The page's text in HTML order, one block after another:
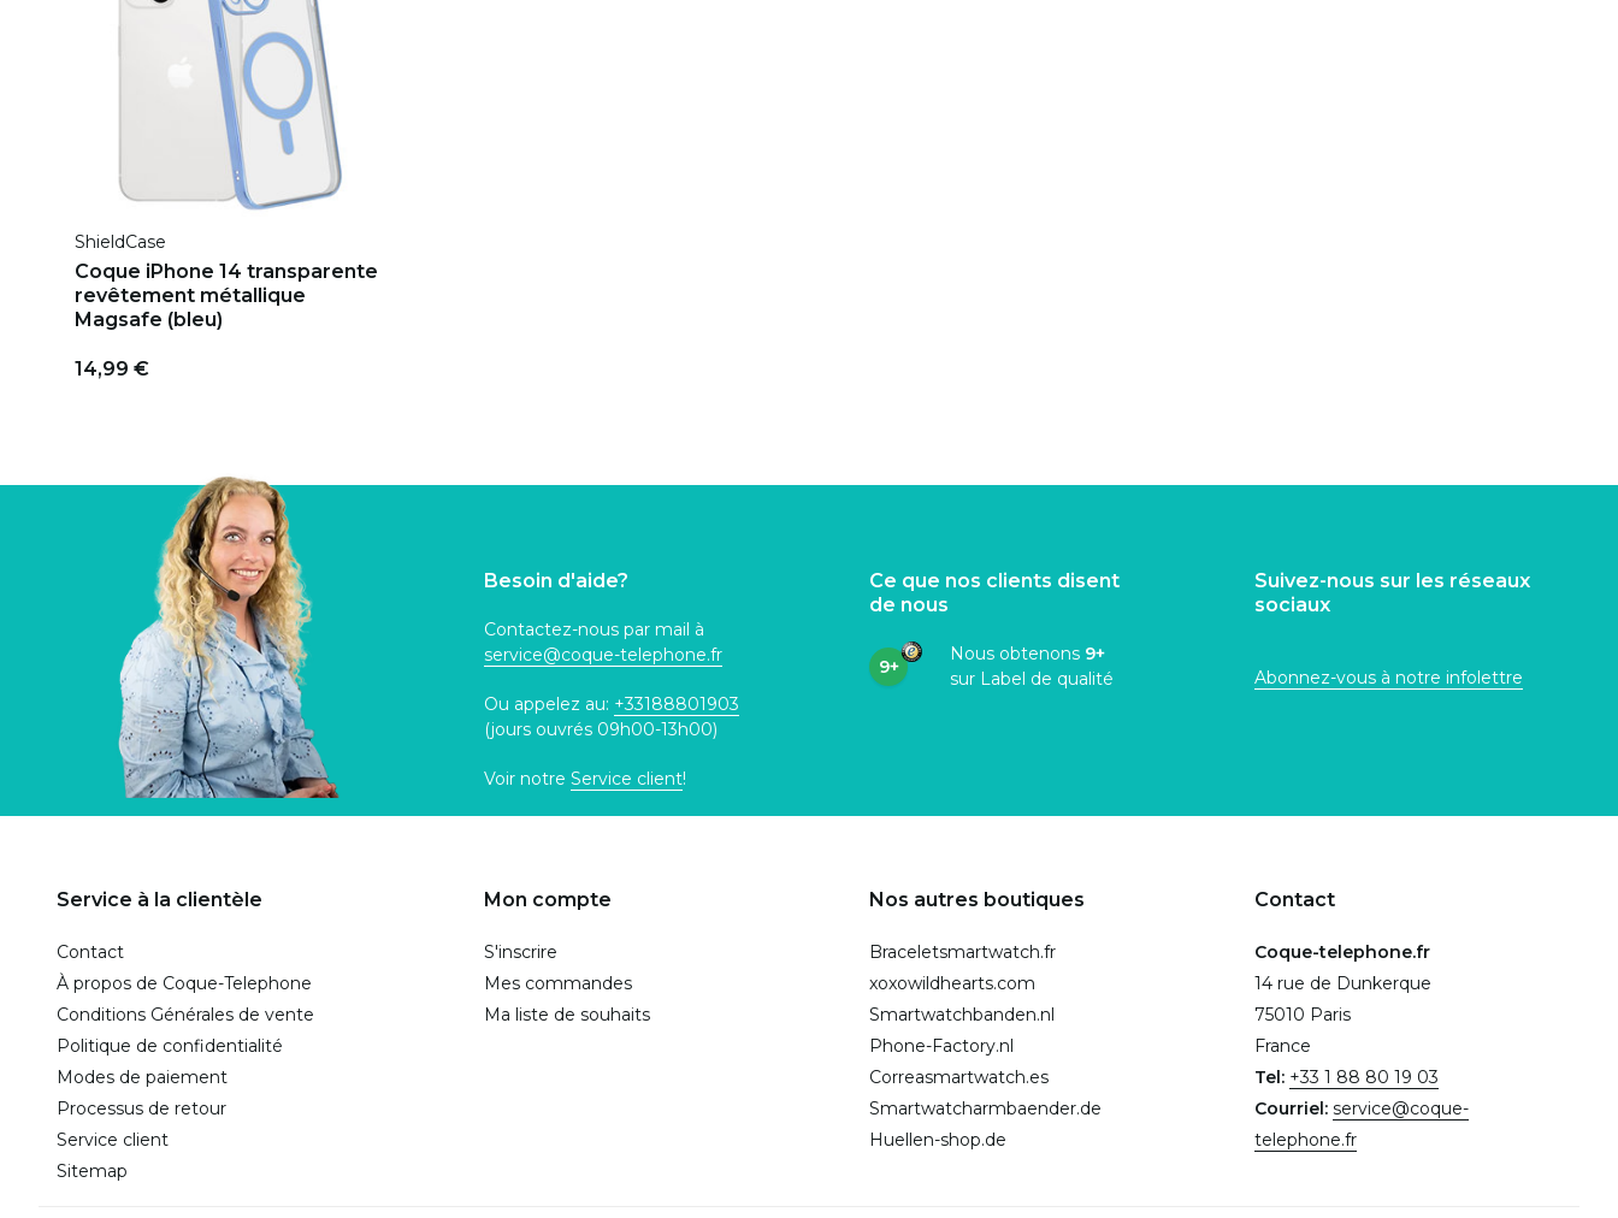
ShieldCase
Coque iPhone 14 transparente
revêtement métallique
Magsafe (bleu)
14,99 €
Besoin d'aide?
Contactez-nous par mail à
service@coque-telephone.fr
Ou appelez au: +33188801903
(jours ouvrés 09h00-13h00)
Voir notre Service client!
Ce que nos clients disent
de nous
9+
Nous obtenons 9+
sur Label de qualité
Suivez-nous sur les réseaux
sociaux
Abonnez-vous à notre infolettre
Service à la clientèle
Contact
À propos de Coque-Telephone
Conditions Générales de vente
Politique de confidentialité
Modes de paiement
Processus de retour
Service client
Sitemap
Mon compte
S'inscrire
Mes commandes
Ma liste de souhaits
Nos autres boutiques
Braceletsmartwatch.fr
xoxowildhearts.com
Smartwatchbanden.nl
Phone-Factory.nl
Correasmartwatch.es
Smartwatcharmbaender.de
Huellen-shop.de
Contact
Coque-telephone.fr
14 rue de Dunkerque
75010 Paris
France
Tel: +33 1 88 80 19 03
Courriel: service@coque-
telephone.fr